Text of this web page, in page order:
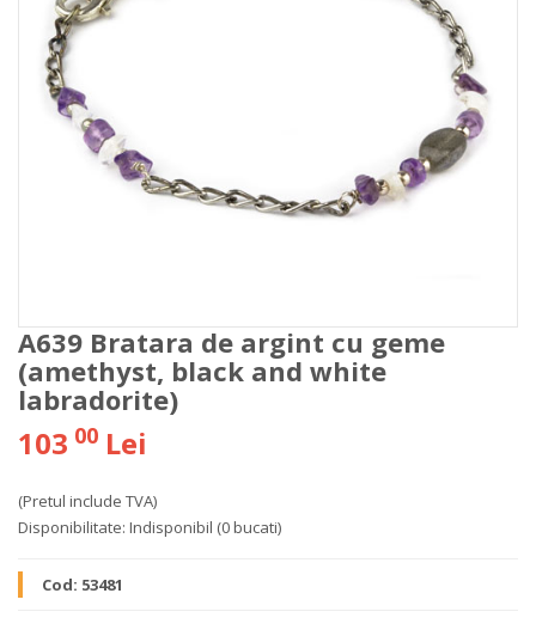
A639 Bratara de argint cu geme
(amethyst, black and white
labradorite)
103 00 Lei
(Pretul include TVA)
Disponibilitate: Indisponibil (0 bucati)
Cod: 53481